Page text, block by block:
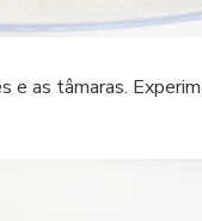
e as tâmaras.